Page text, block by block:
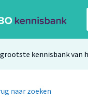
grootste kennisbank van
naar zoeken